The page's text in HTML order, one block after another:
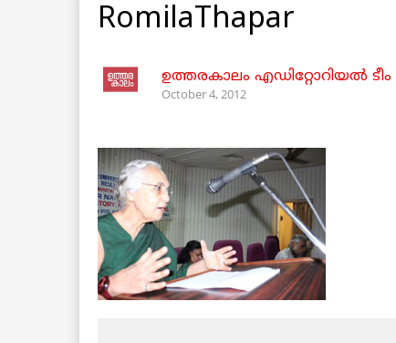
RomilaThapar
ഉത്തരകാലം എഡിറ്റോറിയല്‍ ടീം
October 4, 2012